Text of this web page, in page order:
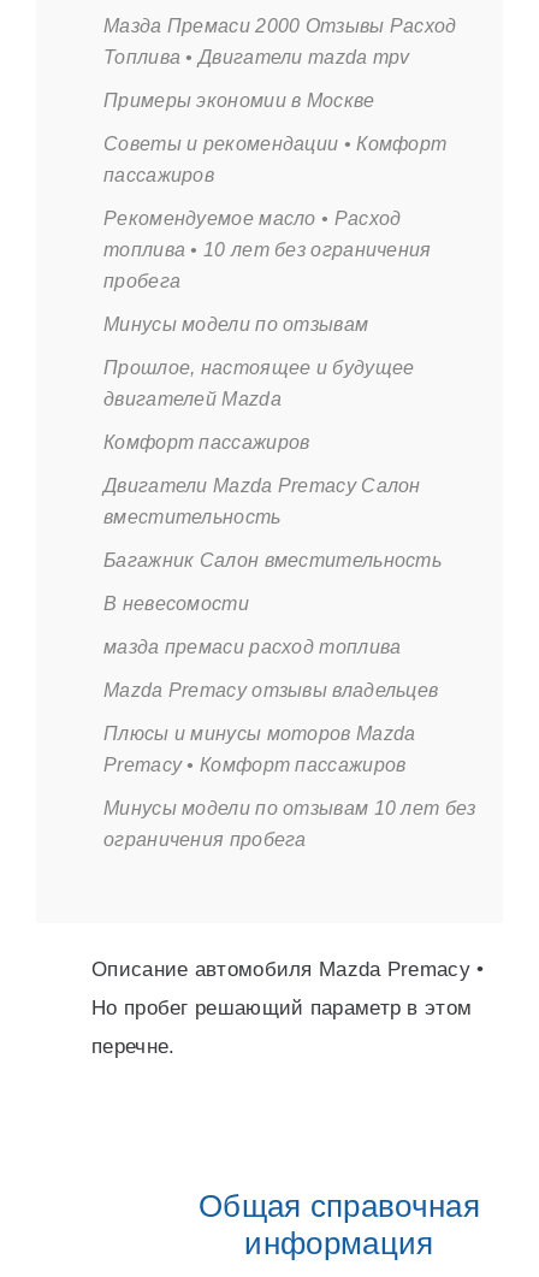
Мазда Премаси 2000 Отзывы Расход
Топлива • Двигатели mazda mpv
Примеры экономии в Москве
Советы и рекомендации • Комфорт
пассажиров
Рекомендуемое масло • Расход
топлива • 10 лет без ограничения
пробега
Минусы модели по отзывам
Прошлое, настоящее и будущее
двигателей Mazda
Комфорт пассажиров
Двигатели Mazda Premacy Салон
вместительность
Багажник Салон вместительность
В невесомости
мазда премаси расход топлива
Mazda Premacy отзывы владельцев
Плюсы и минусы моторов Mazda
Premacy • Комфорт пассажиров
Минусы модели по отзывам 10 лет без
ограничения пробега
Описание автомобиля Mazda Premacy •
Но пробег решающий параметр в этом
перечне.
Общая справочная
информация